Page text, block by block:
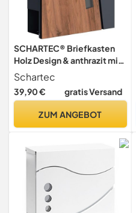
SCHARTEC® Briefkasten
Holz Design & anthrazit mit
Zeitungsfach modern &
groß Wandbriefkasten
Postkasten
Schartec
39,90 € gratis Versand
ZUM ANGEBOT